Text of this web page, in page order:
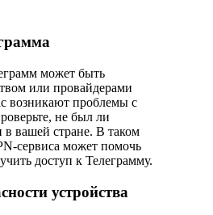
может быть
или провайдерами
возникают проблемы с
не был ли
в вашей стране. В таком
сервиса может помочь
доступ к Телеграмму.
устройства